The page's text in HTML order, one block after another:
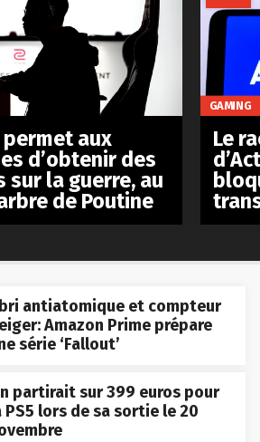
antiatomique et compteur
Amazon Prime prépare
série ‘Fallout’
partirait sur 399 euros pour
PS5 lors de sa sortie le 20
aux
d’obtenir des
la guerre, au
de Poutine
GAMING
Le